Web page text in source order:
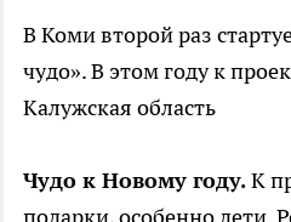
В Коми второй раз
чудо». В этом году к
Калужская область
Чудо к Новому году.К